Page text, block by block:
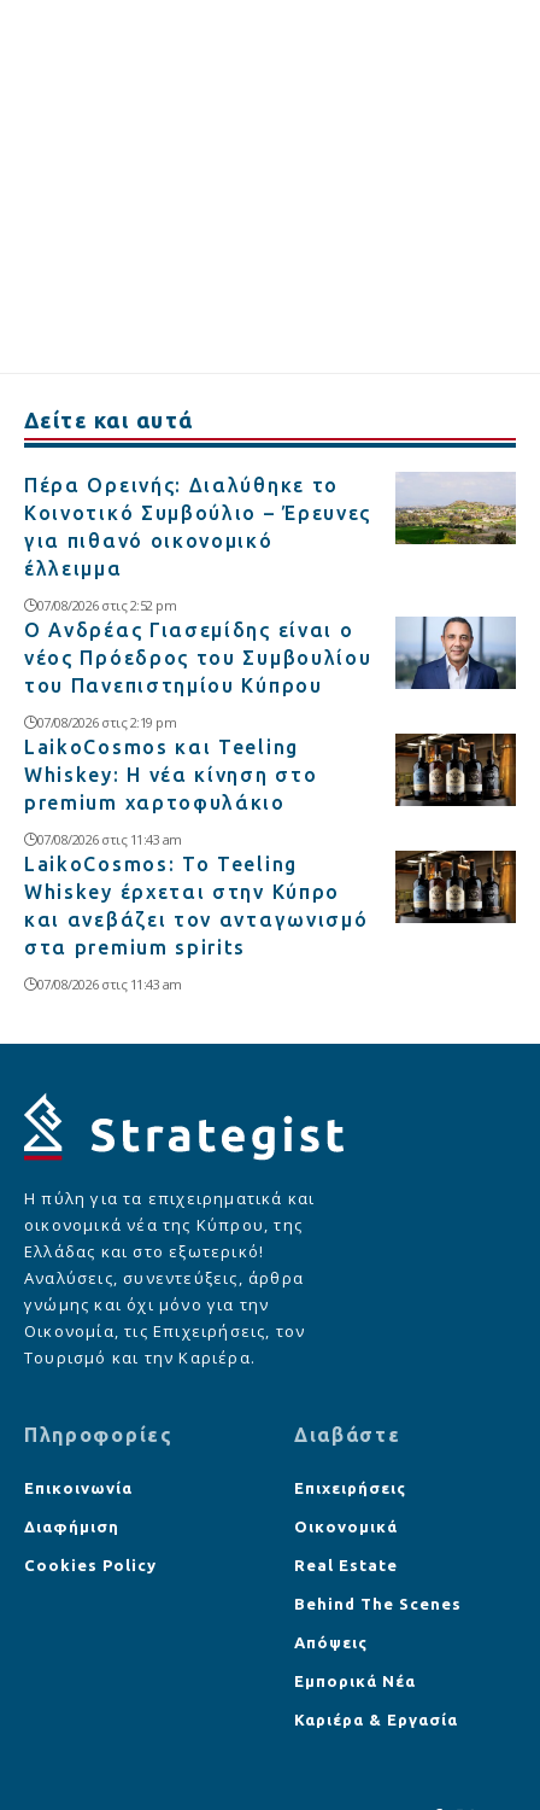
Δείτε και αυτά
Πέρα Ορεινής: Διαλύθηκε το
Κοινοτικό Συμβούλιο – Έρευνες
για πιθανό οικονομικό
έλλειμμα
07/08/2026 στις 2:52 pm
Ο Ανδρέας Γιασεμίδης είναι ο
νέος Πρόεδρος του Συμβουλίου
του Πανεπιστημίου Κύπρου
07/08/2026 στις 2:19 pm
LaikoCosmos και Teeling
Whiskey: Η νέα κίνηση στο
premium χαρτοφυλάκιο
07/08/2026 στις 11:43 am
LaikoCosmos: Το Teeling
Whiskey έρχεται στην Κύπρο
και ανεβάζει τον ανταγωνισμό
στα premium spirits
07/08/2026 στις 11:43 am
Η πύλη για τα επιχειρηματικά και
οικονομικά νέα της Κύπρου, της
Ελλάδας και στο εξωτερικό!
Αναλύσεις, συνεντεύξεις, άρθρα
γνώμης και όχι μόνο για την
Οικονομία, τις Επιχειρήσεις, τον
Τουρισμό και την Καριέρα.
Πληροφορίες
Επικοινωνία
Διαφήμιση
Cookies Policy
Διαβάστε
Επιχειρήσεις
Οικονομικά
Real Estate
Behind The Scenes
Απόψεις
Εμπορικά Νέα
Καριέρα & Εργασία